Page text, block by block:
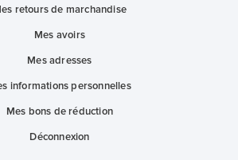
retours de marchandise
Mes avoirs
Mes adresses
informations personnelles
Mes bons de réduction
Déconnexion